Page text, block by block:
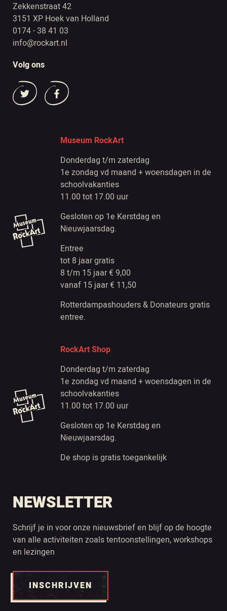
Zekkenstraat 42
3151 XP Hoek van Holland
0174 - 38 41 03
info@rockart.nl
Volg ons
Museum RockArt
Donderdag t/m zaterdag
1e zondag vd maand + woensdagen in de
schoolvakanties
11.00 tot 17.00 uur
Gesloten op 1e Kerstdag en
Nieuwjaarsdag.
Entree
tot 8 jaar gratis
8 t/m 15 jaar € 9,00
vanaf 15 jaar € 11,50
Rotterdampashouders & Donateurs gratis
entree.
RockArt Shop
Donderdag t/m zaterdag
1e zondag vd maand + woensdagen in de
schoolvakanties
11.00 tot 17.00 uur
Gesloten op 1e Kerstdag en
Nieuwjaarsdag.
De shop is gratis toegankelijk
NEWSLETTER
Schrijf je in voor onze nieuwsbrief en blijf op de hoogte
van alle activiteiten zoals tentoonstellingen, workshops
en lezingen
INSCHRIJVEN